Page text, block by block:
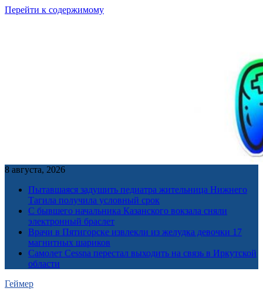
Перейти к содержимому
8 августа, 2026
Пытавшаяся задушить педиатра жительница Нижнего
Тагила получила условный срок
С бывшего начальника Казанского вокзала сняли
электронный браслет
Врачи в Пятигорске извлекли из желудка девочки 17
магнитных шариков
Самолет Cessna перестал выходить на связь в Иркутской
области
Геймер